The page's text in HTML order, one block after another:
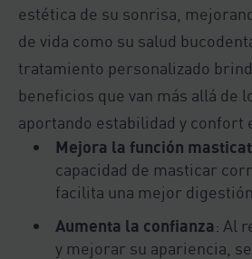
estética de su sonrisa,
de vida como su salud
tratamiento personalizado
beneficios que van más allá de
aportando estabilidad y confort
Mejora la función
capacidad de masticar
facilita una mejor
Aumenta la confianza: Al
y mejorar su apariencia,